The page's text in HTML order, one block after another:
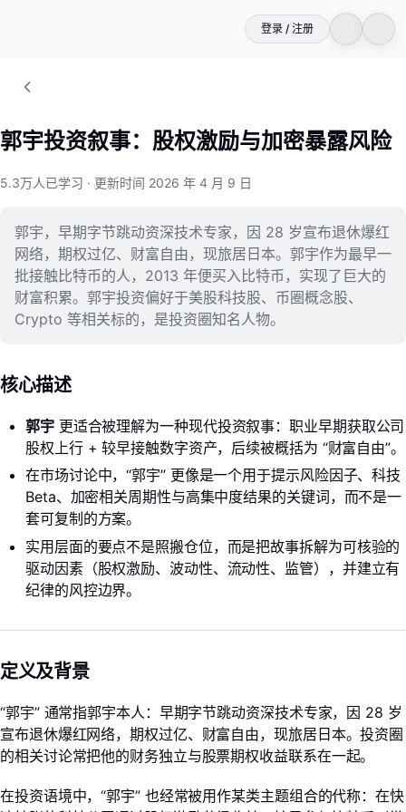
登录 / 注册
郭宇投资叙事：股权激励与加密暴露风险
5.3万人已学习 · 更新时间 2026 年 4 月 9 日
郭宇，早期字节跳动资深技术专家，因 28 岁宣布退休爆红
网络，期权过亿、财富自由，现旅居日本。郭宇作为最早一
批接触比特币的人，2013 年便买入比特币，实现了巨大的
财富积累。郭宇投资偏好于美股科技股、币圈概念股、
Crypto 等相关标的，是投资圈知名人物。
核心描述
郭宇更适合被理解为一种现代投资叙事：职业早期获取公司
股权上行 + 较早接触数字资产，后续被概括为 “财富自由”。
在市场讨论中，“郭宇” 更像是一个用于提示风险因子、科技
Beta、加密相关周期性与高集中度结果的关键词，而不是一
套可复制的方案。
实用层面的要点不是照搬仓位，而是把故事拆解为可核验的
驱动因素（股权激励、波动性、流动性、监管），并建立有
纪律的风控边界。
定义及背景
“郭宇” 通常指郭宇本人：早期字节跳动资深技术专家，因 28 岁
宣布退休爆红网络，期权过亿、财富自由，现旅居日本。投资圈
的相关讨论常把他的财务独立与股票期权收益联系在一起。
在投资语境中，“郭宇” 也经常被用作某类主题组合的代称：在快
LongbridgeAI